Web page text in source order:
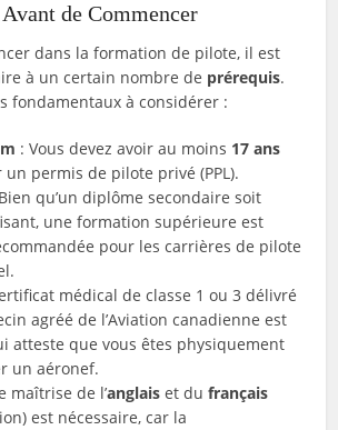
de Commencer
dans la formation de pilote, il est
à un certain nombre de prérequis.
fondamentaux à considérer :
: Vous devez avoir au moins 17 ans
permis de pilote privé (PPL).
qu’un diplôme secondaire soit
une formation supérieure est
pour les carrières de pilote
médical de classe 1 ou 3 délivré
agréé de l’Aviation canadienne est
atteste que vous êtes physiquement
un aéronef.
maîtrise de l’anglais et dufrançais
est nécessaire, car la